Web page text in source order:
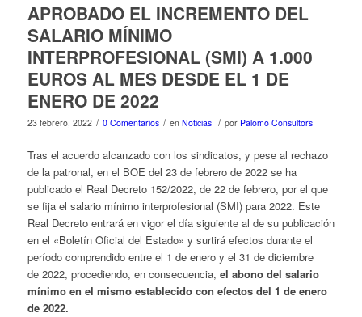
APROBADO EL INCREMENTO DEL
SALARIO MÍNIMO
INTERPROFESIONAL (SMI) A 1.000
EUROS AL MES DESDE EL 1 DE
ENERO DE 2022
23 febrero, 2022 / 0 Comentarios / en Noticias / por Palomo Consultors
Tras el acuerdo alcanzado con los sindicatos, y pese al rechazo
de la patronal, en el BOE del 23 de febrero de 2022 se ha
publicado el Real Decreto 152/2022, de 22 de febrero, por el que
se fija el salario mínimo interprofesional (SMI) para 2022. Este
Real Decreto entrará en vigor el día siguiente al de su publicación
en el «Boletín Oficial del Estado» y surtirá efectos durante el
período comprendido entre el 1 de enero y el 31 de diciembre
de 2022, procediendo, en consecuencia, el abono del salario
mínimo en el mismo establecido con efectos del 1 de enero
de 2022.